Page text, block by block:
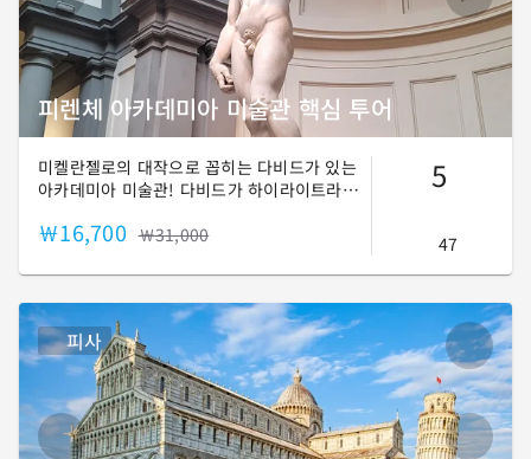
피렌체 아카데미아 미술관 핵심 투어
미켈란젤로의 대작으로 꼽히는 다비드가 있는
아카데미아 미술관! 다비드가 하이라이트라곤
미술관에 갔다면, 보고 와야 할 조각상들부터
선해서 소개해 드릴게요! 😊
￦16,700 ￦31,000
5
47
피사